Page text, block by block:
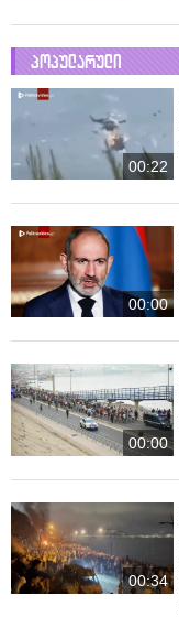
პოპულარული
00:22
00:00
00:00
00:34